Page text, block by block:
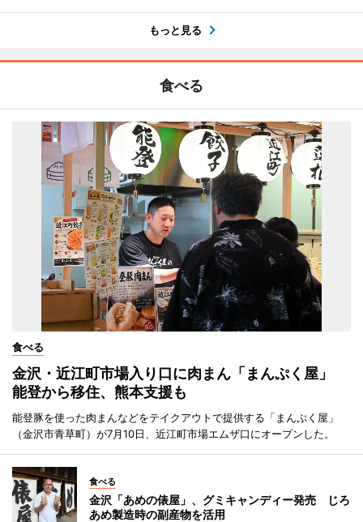
もっと見る
食べる
食べる
金沢・近江町市場入り口に肉まん「まんぷく屋」
能登から移住、熊本支援も
能登豚を使った肉まんなどをテイクアウトで提供する「まんぷく屋」
（金沢市青草町）が7月10日、近江町市場エムザ口にオープンした。
食べる
金沢「あめの俵屋」、グミキャンディー発売 じろ
あめ製造時の副産物を活用